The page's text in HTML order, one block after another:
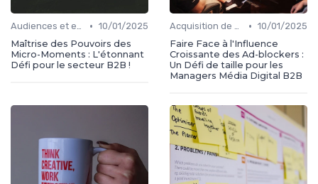
Audiences et engagement • 10/01/2025
Maîtrise des Pouvoirs des
Micro-Moments : L'étonnant
Défi pour le secteur B2B !
Acquisition de médias • 10/01/2025
Faire Face à l'Influence
Croissante des Ad-blockers :
Un Défi de taille pour les
Managers Média Digital B2B